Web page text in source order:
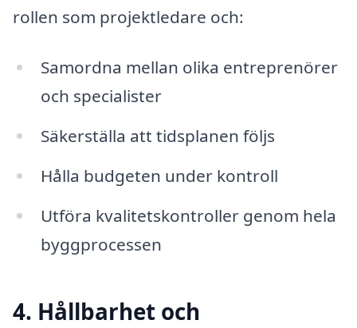
rollen som projektledare och:
Samordna mellan olika entreprenörer
och specialister
Säkerställa att tidsplanen följs
Hålla budgeten under kontroll
Utföra kvalitetskontroller genom hela
byggprocessen
4. Hållbarhet och